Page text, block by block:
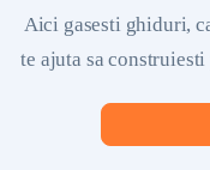
Aici gasesti ghiduri,
te ajuta sa